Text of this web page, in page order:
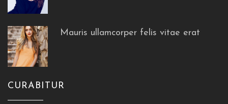
Mauris ullamcorper felis vitae erat
CURABITUR